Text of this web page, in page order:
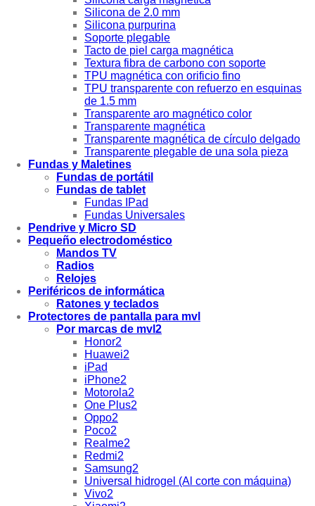
Silicona de 2.0 mm
Silicona purpurina
Soporte plegable
Tacto de piel carga magnética
Textura fibra de carbono con soporte
TPU magnética con orificio fino
TPU transparente con refuerzo en esquinas
de 1.5 mm
Transparente aro magnético color
Transparente magnética
Transparente magnética de círculo delgado
Transparente plegable de una sola pieza
Fundas y Maletines
Fundas de portátil
Fundas de tablet
Fundas IPad
Fundas Universales
Pendrive y Micro SD
Pequeño electrodoméstico
Mandos TV
Radios
Relojes
Periféricos de informática
Ratones y teclados
Protectores de pantalla para mvl
Por marcas de mvl2
Honor2
Huawei2
iPad
iPhone2
Motorola2
One Plus2
Oppo2
Poco2
Realme2
Redmi2
Samsung2
Universal hidrogel (Al corte con máquina)
Vivo2